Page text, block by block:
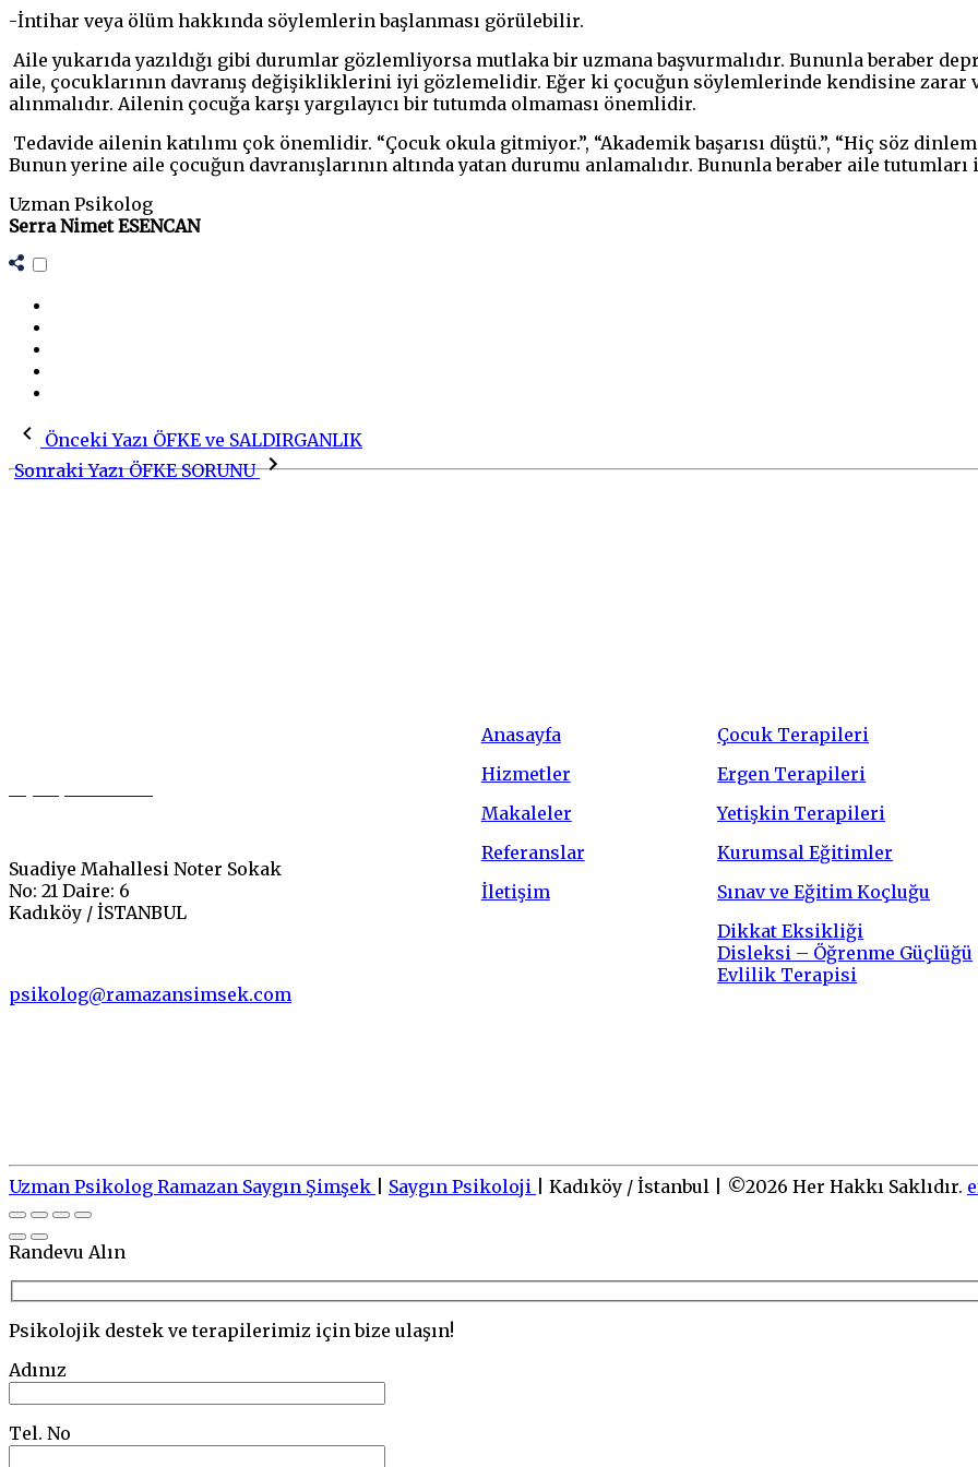
-İntihar veya ölüm hakkında söylemlerin başlanması görülebilir.
Aile yukarıda yazıldığı gibi durumlar gözlemliyorsa mutlaka bir uzmana başvurmalıdır. Bununla beraber
aile, çocuklarının davranış değişikliklerini iyi gözlemelidir. Eğer ki çocuğun söylemlerinde kendisine zarar
alınmalıdır. Ailenin çocuğa karşı yargılayıcı bir tutumda olmaması önemlidir.
Tedavide ailenin katılımı çok önemlidir. “Çocuk okula gitmiyor.”, “Akademik başarısı düştü.”, “Hiç söz
Bunun yerine aile çocuğun davranışlarının altında yatan durumu anlamalıdır. Bununla beraber aile
Uzman Psikolog
Serra Nimet ESENCAN
Önceki Yazı ÖFKE ve SALDIRGANLIK
Sonraki Yazı ÖFKE SORUNU
Suadiye Mahallesi Noter Sokak
No: 21 Daire: 6
Kadıköy / İSTANBUL
psikolog@ramazansimsek.com
Anasayfa
Hizmetler
Makaleler
Referanslar
İletişim
Çocuk Terapileri
Ergen Terapileri
Yetişkin Terapileri
Kurumsal Eğitimler
Sınav ve Eğitim Koçluğu
Dikkat Eksikliği
Disleksi – Öğrenme Güçlüğü
Evlilik Terapisi
Uzman Psikolog Ramazan Saygın Şimşek Saygın Psikoloji Kadıköy / İstanbul ©2026 Her Hakkı Saklıdır.
Go
to
top
Randevu Alın
Psikolojik destek ve terapilerimiz için bize ulaşın!
Adınız
Tel. No